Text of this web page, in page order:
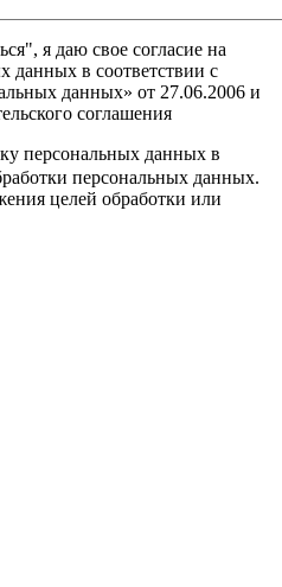
я даю свое согласие на
данных в соответствии с
данных» от 27.06.2006 и
соглашения
персональных данных в
персональных данных.
целей обработки или